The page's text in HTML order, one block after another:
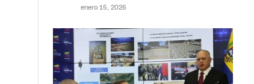
enero 15, 2026